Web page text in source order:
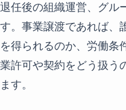
退任後の組織運営、グル
す。事業譲渡であれば、
を得られるのか、労働条
業許可や契約をどう扱う
ます。